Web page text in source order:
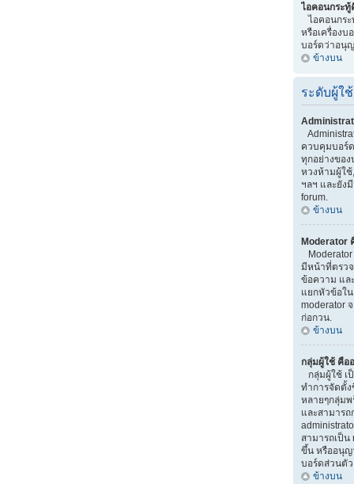
ไอคอนกระทู้
ไอคอนกร
หรือเครื่อง
บอร์ดว่าอนุ
ข้างบน
ระดับผู้ใ
ควบคุมบอร์
ทุกอย่างของ
หวงห้ามผู้ใช้
ฯลฯ และยัง
forum.
ข้างบน
Moderator
มีหน้าที่ตรว
ข้อความ แล
แยกหัวข้อใ
moderator
ก่อกวน.
ข้างบน
กลุ่มผู้ใช้ คือ
กลุ่มผู้ใช้ เ
ทำการจัดตั้
หลายๆกลุ่ม
และสามาร
สามารถเป็น
ขึ้น หรืออนุญ
บอร์ดส่วนตัว
ข้างบน